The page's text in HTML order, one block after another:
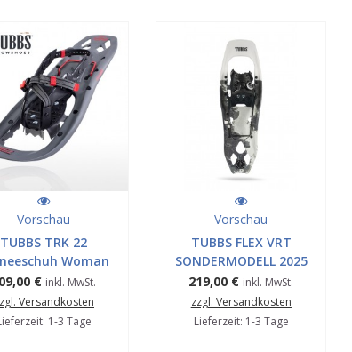
Vorschau
TUBBS TRK 22
Woman
€ inkl. MwSt.
Versandkosten
1-3 Tage
Vorschau
TUBBS FLEX VRT
SONDERMODELL 2025
219,00 € inkl. MwSt.
zzgl. Versandkosten
Lieferzeit: 1-3 Tage